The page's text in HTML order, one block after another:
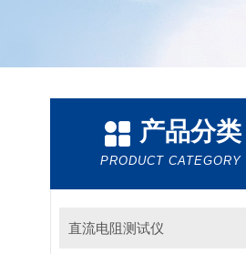
产品分类
PRODUCT CATEGORY
直流电阻测试仪